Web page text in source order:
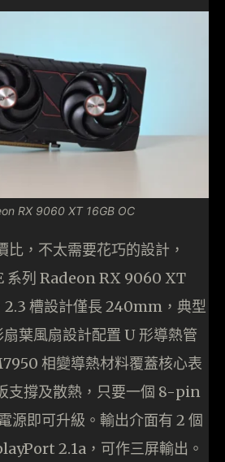
RX 9060 XT 16GB OC
比，不太需要花巧的設計，
系列 Radeon RX 9060 XT
2.3 槽設計僅長 240mm，典型
葉風扇設計配置 U 形導熱管
相變導熱材料覆蓋核心表
支撐及散熱，只要一個 8-pin
源即可升級。輸出介面有 2 個
2.1a，可作三屏輸出。